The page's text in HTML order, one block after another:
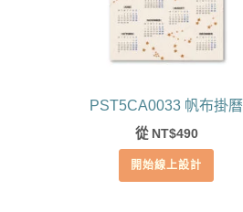
PST5CA0033 帆布掛曆
從 NT$490
開始線上設計